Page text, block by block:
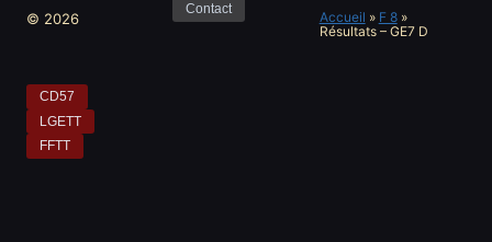
© 2026
Contact
Accueil » F 8 »
Résultats – GE7 D
CD57
LGETT
FFTT